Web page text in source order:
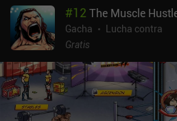
largo ni especialmente difícil, pero está
con el objetivo aparente de inducir
recordarnos que debemos
revelan actividades pasadas en las
mascota, una mecánica que hace un
vincularnos emocionalmente al
You Home cuesta 3,49 $ en Android y
#12 The Muscle
Gacha
Lucha contra
Gratis